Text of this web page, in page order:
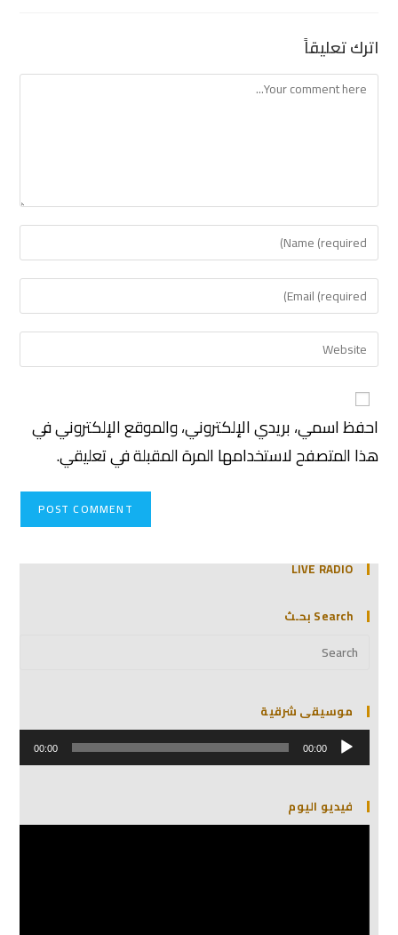
اترك تعليقاً
احفظ اسمي، بريدي الإلكتروني، والموقع الإلكتروني في
هذا المتصفح لاستخدامها المرة المقبلة في تعليقي.
LIVE RADIO
Search بحـث
موسيقى شرقية
مشغل
الصوت 00:00
00:00
فيديو اليوم
مشغل